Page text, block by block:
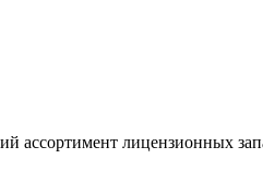
ассортимент лицензионных